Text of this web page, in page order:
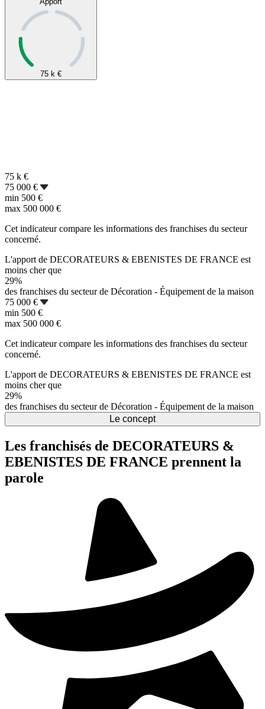
75 k €
75 k €
75 000 €
min 500 €
max 500 000 €
Cet indicateur compare les informations des franchises du secteur
concerné.
L'apport de DECORATEURS & EBENISTES DE FRANCE est
moins cher que
29%
des franchises du secteur de Décoration - Équipement de la maison
75 000 €
min 500 €
max 500 000 €
Cet indicateur compare les informations des franchises du secteur
concerné.
L'apport de DECORATEURS & EBENISTES DE FRANCE est
moins cher que
29%
des franchises du secteur de Décoration - Équipement de la maison
Le concept
Les franchisés de DECORATEURS &
EBENISTES DE FRANCE prennent la
parole